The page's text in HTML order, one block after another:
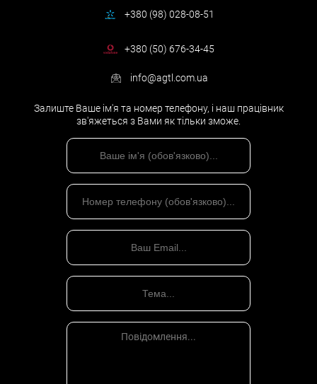
+380 (98) 028-08-51
+380 (50) 676-34-45
info@agtl.com.ua
Залиште Ваше ім'я та номер телефону, і наш працівник
зв'яжеться з Вами як тільки зможе.